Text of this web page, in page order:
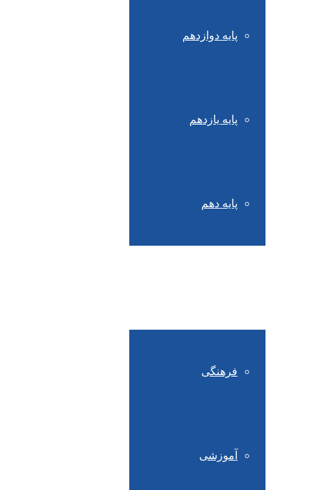
پایه دوازدهم
پایه یازدهم
پایه دهم
فرهنگی
آموزشی